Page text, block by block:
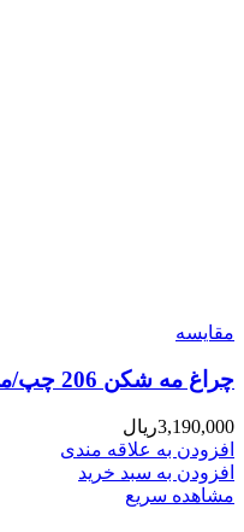
مقایسه
چراغ مه شکن 206 چپ/مدرن
3,190,000ریال
افزودن به علاقه مندی
افزودن به سبد خرید
مشاهده سریع